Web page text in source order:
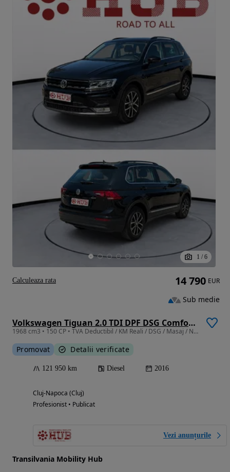
1 / 6
Volkswagen Tiguan 2.0 TDI DPF DSG Comfortline
1968 cm3 • 150 CP • TVA Deductibil / KM Reali / DSG / Masaj / Navi
Promovat Detalii verificate
121 950 km Diesel 2016
Cluj-Napoca (Cluj)
Profesionist • Publicat
Vezi anunțurile
Transilvania Mobility Hub
14 790 EUR
Sub medie
Calculeaza rata